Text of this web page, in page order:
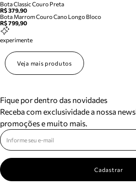
Bota Classic Couro Preta
R$ 379,90
Bota Marrom Couro Cano Longo Bloco
R$ 799,90
experimente
Veja mais produtos
Fique por dentro das novidades
Receba com exclusividade a nossa
promoções e muito mais.
Cadastrar